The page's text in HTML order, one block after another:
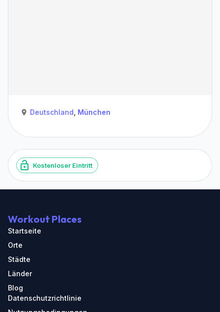
Deutschland München
Kostenloser Eintritt
Workout Places
Startseite
Orte
Städte
Länder
Blog
Datenschutzrichtlinie